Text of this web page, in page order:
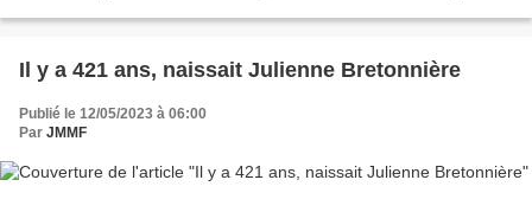
Il y a 421 ans, naissait Julienne Bretonnière
Publié le 12/05/2023 à 06:00
Par JMMF